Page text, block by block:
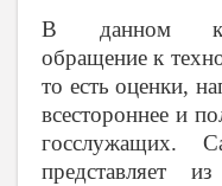
В данном
обращение к
то есть оценки,
всестороннее и
госслужащих.
представляет